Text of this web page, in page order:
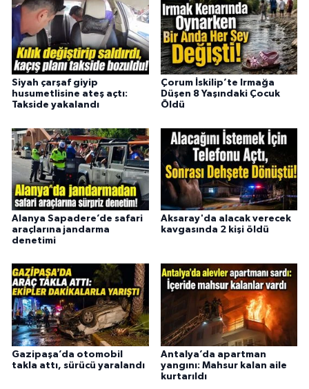
Siyah çarşaf giyip
husumetlisine ateş açtı:
Takside yakalandı
Çorum İskilip’te Irmağa
Düşen 8 Yaşındaki Çocuk
Öldü
Alanya Sapadere’de safari
araçlarına jandarma
denetimi
Aksaray'da alacak verecek
kavgasında 2 kişi öldü
Gazipaşa’da otomobil
takla attı, sürücü yaralandı
Antalya’da apartman
yangını: Mahsur kalan aile
kurtarıldı